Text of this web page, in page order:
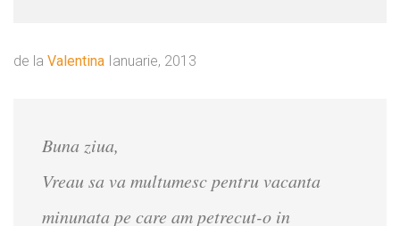
de la Valentina Ianuarie, 2013
Buna ziua,
Vreau sa va multumesc pentru vacanta
minunata pe care am petrecut-o in